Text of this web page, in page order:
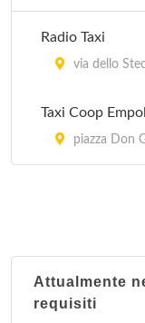
Radio Taxi
via dello
Taxi Coop
piazza Don
Attualmente
requisiti